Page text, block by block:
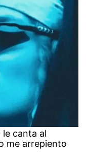
le canta al
me arrepiento